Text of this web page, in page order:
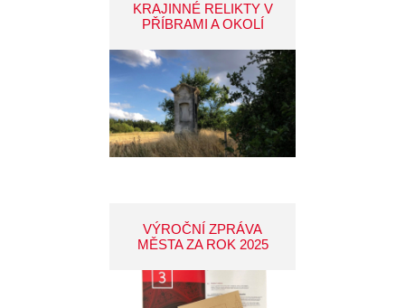
KRAJINNÉ RELIKTY V
PŘÍBRAMI A OKOLÍ
VÝROČNÍ ZPRÁVA
MĚSTA ZA ROK 2025